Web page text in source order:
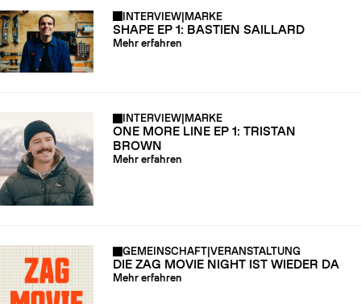
INTERVIEW|MARKE
SHAPE EP 1: BASTIEN SAILLARD
Mehr erfahren
INTERVIEW MARKE
ONE MORE LINE EP 1: TRISTAN
BROWN
Mehr erfahren
GEMEINSCHAFT VERANSTALTUNG
DIE ZAG MOVIE NIGHT IST WIEDER DA
Mehr erfahren